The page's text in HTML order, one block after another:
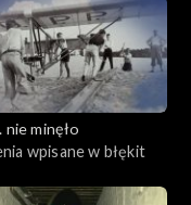
nie minęło
wpisane w błękit